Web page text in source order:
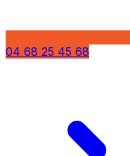
04 68 25 45 68